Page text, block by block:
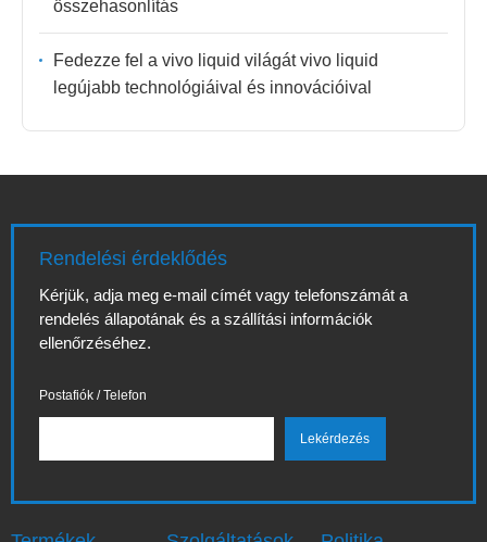
összehasonlítás
Fedezze fel a vivo liquid világát vivo liquid
legújabb technológiáival és innovációival
Rendelési érdeklődés
Kérjük, adja meg e-mail címét vagy telefonszámát a
rendelés állapotának és a szállítási információk
ellenőrzéséhez.
Postafiók / Telefon